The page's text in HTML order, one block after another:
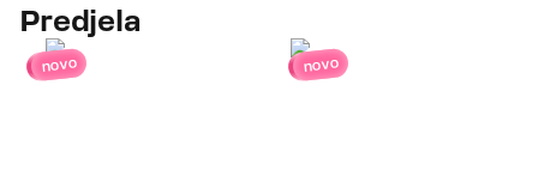
Predjela
novo novo